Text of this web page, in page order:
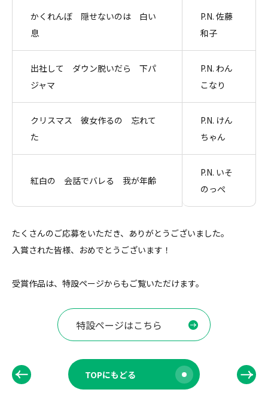
かくれんぼ 隠せないのは 白い
息
P.N. 佐藤
和子
出社して ダウン脱いだら 下パ
ジャマ
P.N. わん
こなり
クリスマス 彼女作るの 忘れて
た
P.N. けん
ちゃん
紅白の 会話でバレる 我が年齢
P.N. いそ
のっぺ
たくさんのご応募をいただき、ありがとうございました。
入賞された皆様、おめでとうございます！
受賞作品は、特設ページからもご覧いただけます。
特設ページはこちら
TOPにもどる